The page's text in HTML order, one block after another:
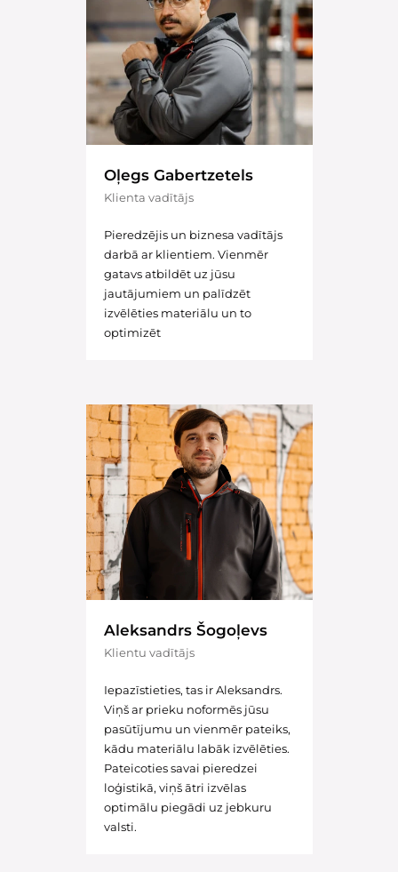
Oļegs Gabertzetels
Klienta vadītājs
Pieredzējis un biznesa vadītājs
darbā ar klientiem. Vienmēr
gatavs atbildēt uz jūsu
jautājumiem un palīdzēt
izvēlēties materiālu un to
optimizēt
Aleksandrs Šogoļevs
Klientu vadītājs
Iepazīstieties, tas ir Aleksandrs.
Viņš ar prieku noformēs jūsu
pasūtījumu un vienmēr pateiks,
kādu materiālu labāk izvēlēties.
Pateicoties savai pieredzei
loģistikā, viņš ātri izvēlas
optimālu piegādi uz jebkuru
valsti.